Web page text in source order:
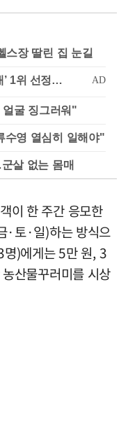
스장 딸린 집 눈길
굴 징그러워"
수영 열심히 일해야"
살 없는 몸매
이 한 주간 응모한
·토·일)하는 방식으
)에게는 5만 원, 3
산물꾸러미를 시상